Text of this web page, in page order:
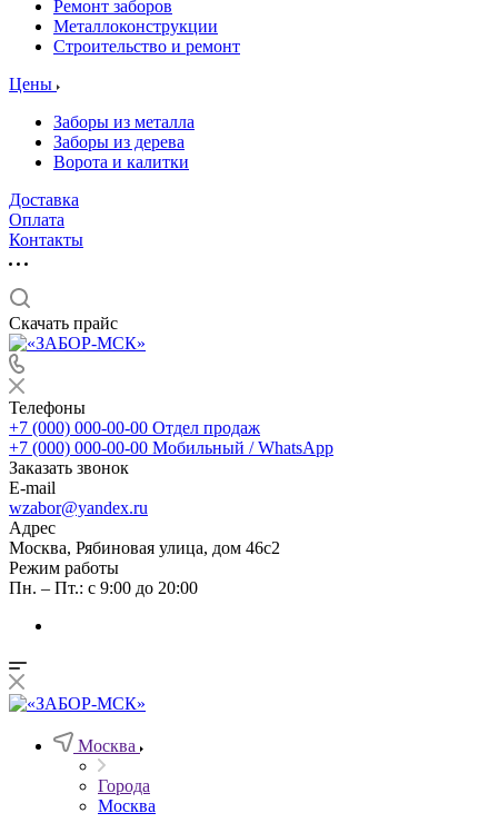
Ремонт заборов
Металлоконструкции
Строительство и ремонт
Цены
Заборы из металла
Заборы из дерева
Ворота и калитки
Доставка
Оплата
Контакты
Скачать прайс
Телефоны
+7 (000) 000-00-00 Отдел продаж
+7 (000) 000-00-00 Мобильный / WhatsApp
Заказать звонок
E-mail
wzabor@yandex.ru
Адрес
Москва, Рябиновая улица, дом 46с2
Режим работы
Пн. – Пт.: с 9:00 до 20:00
Москва
Города
Москва